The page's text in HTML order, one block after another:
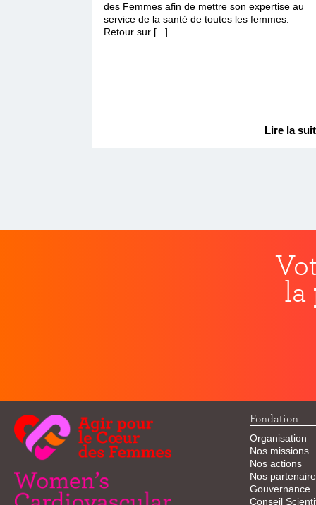
des Femmes afin de mettre son expertise au
service de la santé de toutes les femmes.
Retour sur [...]
Lire la
la
Fondation
Organisation
Nos missions
Nos actions
Nos
Gouvernance
Conseil